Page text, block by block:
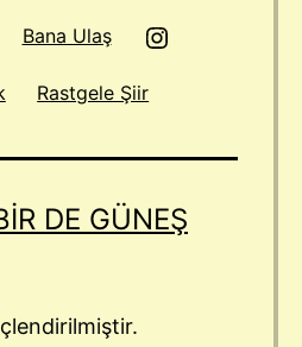
Bana Ulaş
Rastgele Şiir
DE GÜNEŞ